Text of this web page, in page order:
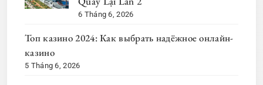
6 Tháng 6, 2026
Топ казино 2024: Как выбрать надёжное онлайн-
казино
5 Tháng 6, 2026